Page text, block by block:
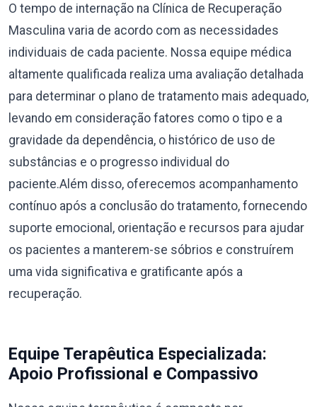
O tempo de internação na Clínica de Recuperação
Masculina varia de acordo com as necessidades
individuais de cada paciente. Nossa equipe médica
altamente qualificada realiza uma avaliação detalhada
para determinar o plano de tratamento mais adequado,
levando em consideração fatores como o tipo e a
gravidade da dependência, o histórico de uso de
substâncias e o progresso individual do
paciente.Além disso, oferecemos acompanhamento
contínuo após a conclusão do tratamento, fornecendo
suporte emocional, orientação e recursos para ajudar
os pacientes a manterem-se sóbrios e construírem
uma vida significativa e gratificante após a
recuperação.
Equipe Terapêutica Especializada:
Apoio Profissional e Compassivo